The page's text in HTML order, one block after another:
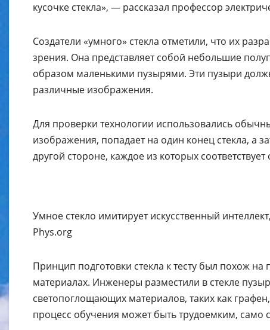
кусочке стекла», — рассказал профессор
Создатели «умного» стекла отметили, что их
зрения. Она представляет собой небольшие
образом маленькими пузырями. Эти пузыри
различные изображения.
Для проверки технологии использовались
изображения, попадает на один конец стекла, а
другой стороне, каждое из которых
Умное стекло имитирует искусственный
Phys.org
Принцип подготовки стекла к тесту был похож
материалах. Инженеры разместили в стекле
светопоглощающих материалов, таких как
процесс обучения может быть трудоемким, само